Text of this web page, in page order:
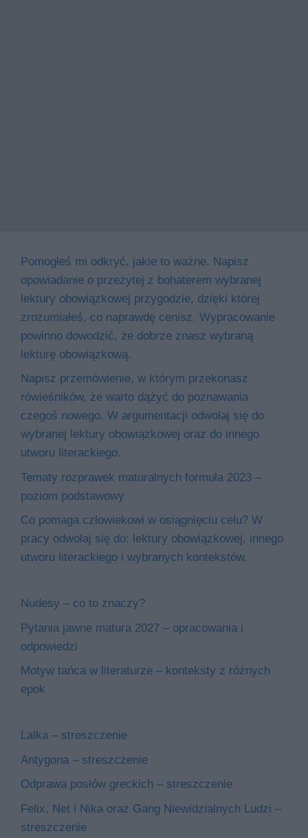
Pomogłeś mi odkryć, jakie to ważne. Napisz
opowiadanie o przeżytej z bohaterem wybranej
lektury obowiązkowej przygodzie, dzięki której
zrozumiałeś, co naprawdę cenisz. Wypracowanie
powinno dowodzić, że dobrze znasz wybraną
lekturę obowiązkową.
Napisz przemówienie, w którym przekonasz
rówieśników, że warto dążyć do poznawania
czegoś nowego. W argumentacji odwołaj się do
wybranej lektury obowiązkowej oraz do innego
utworu literackiego.
Tematy rozprawek maturalnych formuła 2023 –
poziom podstawowy
Co pomaga człowiekowi w osiągnięciu celu? W
pracy odwołaj się do: lektury obowiązkowej, innego
utworu literackiego i wybranych kontekstów.
Nudesy – co to znaczy?
Pytania jawne matura 2027 – opracowania i
odpowiedzi
Motyw tańca w literaturze – konteksty z różnych
epok
Lalka – streszczenie
Antygona – streszczenie
Odprawa posłów greckich – streszczenie
Felix, Net i Nika oraz Gang Niewidzialnych Ludzi –
streszczenie